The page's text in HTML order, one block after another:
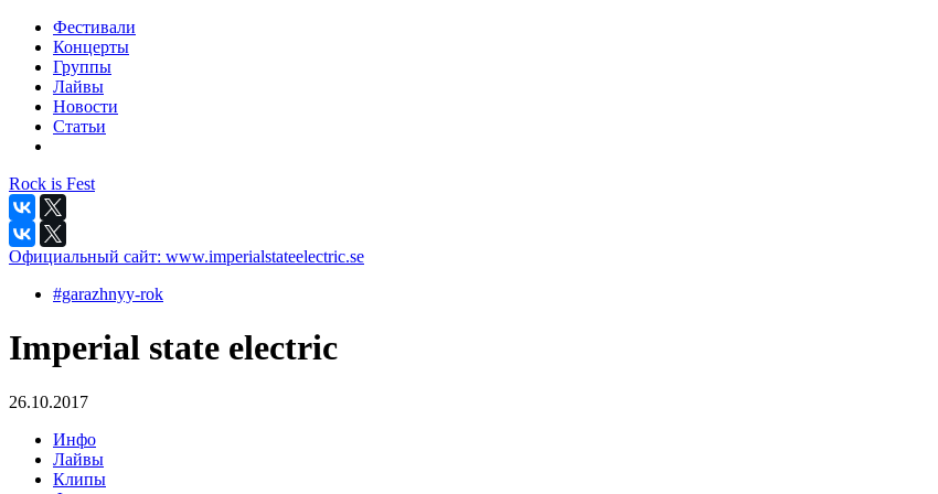
Фестивали
Концерты
Группы
Лайвы
Новости
Статьи
Rock is Fest
Официальный сайт: www.imperialstateelectric.se
#garazhnyy-rok
Imperial state electric
26.10.2017
Инфо
Лайвы
Клипы